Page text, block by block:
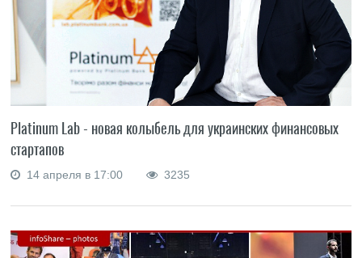
Platinum Lab - новая колыбель для украинских финансовых
стартапов
14 апреля в 17:00 3235